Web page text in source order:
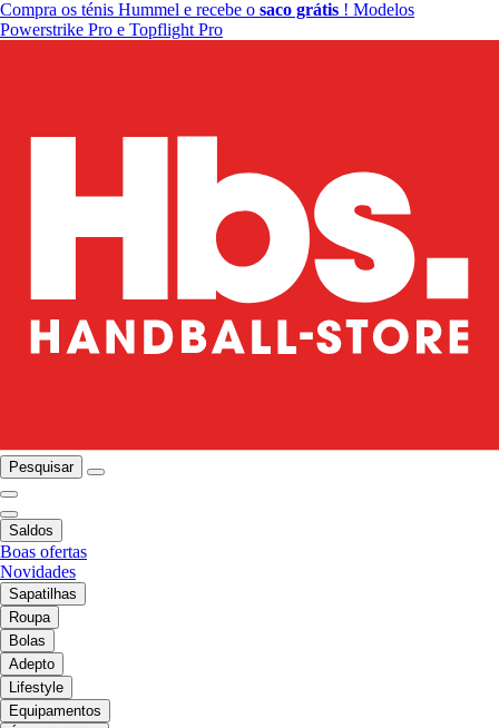
Compra os ténis Hummel e recebe o saco grátis ! Modelos
Powerstrike Pro e Topflight Pro
Pesquisar
Saldos
Boas ofertas
Novidades
Sapatilhas
Roupa
Bolas
Adepto
Lifestyle
Equipamentos